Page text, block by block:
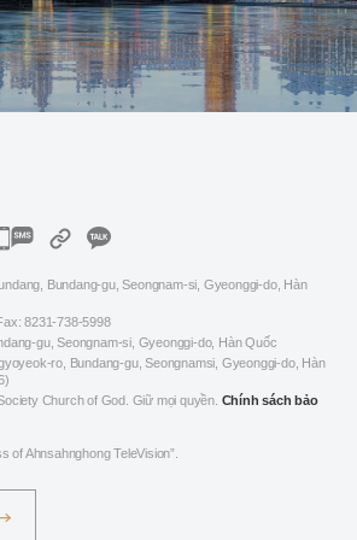
카
오
톡
공
하
Bundang-gu, Seongnam-si, Gyeonggi-do, Hàn
8231-738-5998
gu, Seongnam-si, Gyeonggi-do, Hàn Quốc
ro, Bundang-gu, Seongnamsi, Gyeonggi-do, Hàn
Church of God. Giữ mọi quyền. Chính sách bảo
of Ahnsahnghong TeleVision”.